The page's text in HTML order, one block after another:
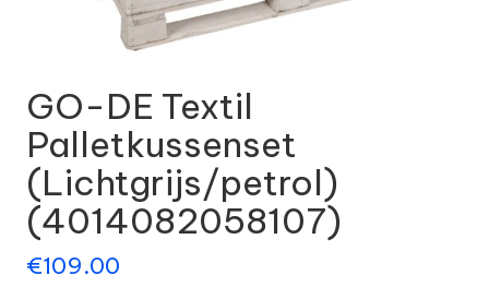
GO-DE Textil
Palletkussenset
(Lichtgrijs/petrol)
(4014082058107)
€109.00